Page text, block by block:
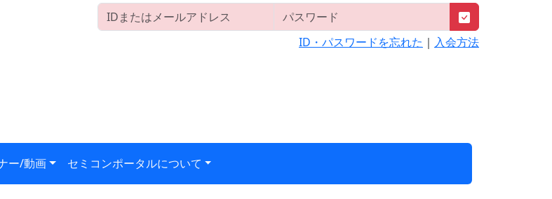
ID・パスワードを忘れた ｜ 入会方法
ー/動画 セミコンポータルについて